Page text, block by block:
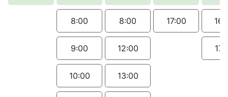
8:00
9:00
10:00
8:00
12:00
13:00
17:00